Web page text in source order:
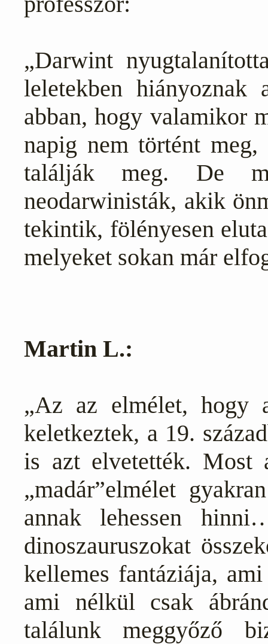
„Darwint
leletekben
abban, hogy valamikor
napig nem történt
találják meg. De
neodarwinisták, akik
tekintik, fölényesen
melyeket sokan már
Martin L.:
„Az az elmélet, hogy
keletkeztek, a 19.
is azt elvetették. Most
„madár”elmélet
annak lehessen
dinoszauruszokat
kellemes fantáziája,
ami nélkül csak
találunk meggyőző